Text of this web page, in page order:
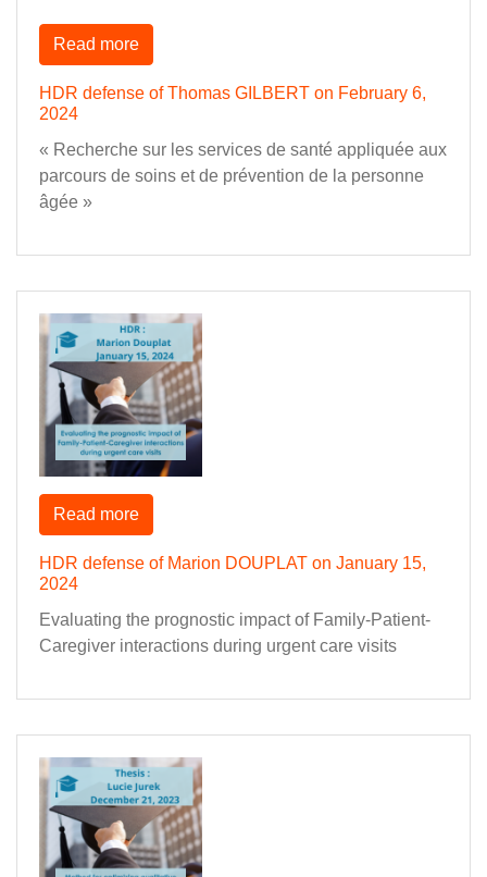
HDR defense of Thomas GILBERT on February 6,
2024
« Recherche sur les services de santé appliquée aux
parcours de soins et de prévention de la personne
âgée »
Read more
HDR defense of Marion DOUPLAT on January 15,
2024
Evaluating the prognostic impact of Family-Patient-
Caregiver interactions during urgent care visits
Read more